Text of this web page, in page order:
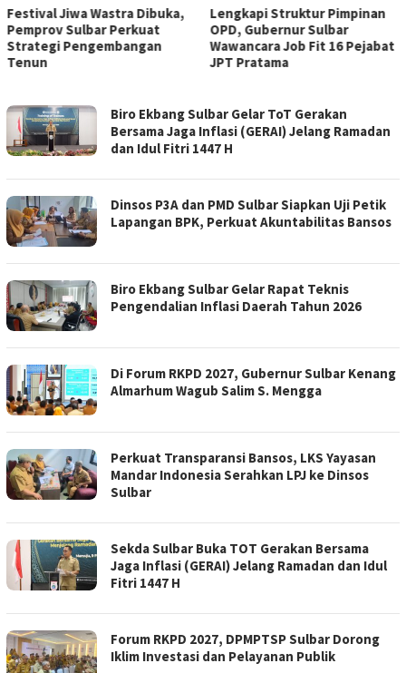
Lengkapi Struktur Pimpinan
OPD, Gubernur Sulbar
Wawancara Job Fit 16 Pejabat
JPT Pratama
Awali Penghunian dengan
Doa, Wagub Sulbar Resmi
Tinggali Rujab Hasil
JURNAL
SULBAR
Biro Ekbang Sulbar Gelar ToT Gerakan
Bersama Jaga Inflasi (GERAI) Jelang Ramadan
dan Idul Fitri 1447 H
Dinsos P3A dan PMD Sulbar Siapkan Uji Petik
Lapangan BPK, Perkuat Akuntabilitas Bansos
Biro Ekbang Sulbar Gelar Rapat Teknis
Pengendalian Inflasi Daerah Tahun 2026
Di Forum RKPD 2027, Gubernur Sulbar Kenang
Almarhum Wagub Salim S. Mengga
Perkuat Transparansi Bansos, LKS Yayasan
Mandar Indonesia Serahkan LPJ ke Dinsos
Sulbar
Sekda Sulbar Buka TOT Gerakan Bersama
Jaga Inflasi (GERAI) Jelang Ramadan dan Idul
Fitri 1447 H
Forum RKPD 2027, DPMPTSP Sulbar Dorong
Iklim Investasi dan Pelayanan Publik